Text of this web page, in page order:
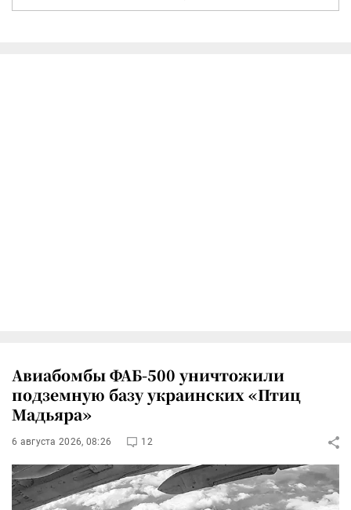
Авиабомбы ФАБ-500 уничтожили
подземную базу украинских «Птиц
Мадьяра»
6 августа 2026, 08:26 12